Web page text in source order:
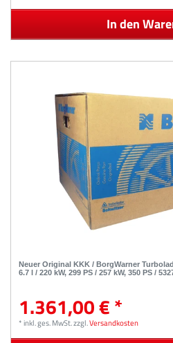
In den
Neuer Original KKK / BorgWarner
6.7 l / 220 kW, 299 PS / 257 kW, 350 PS /
1.361,00 € *
*inkl. ges. MwSt.zzgl.Versandkosten